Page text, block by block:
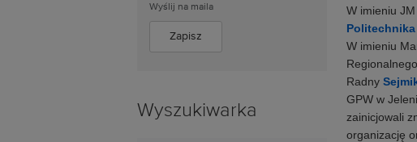
Wyślij na maila
Wyszukiwarka
W imieniu
Politechnika
W imieniu
Radny
GPW w
zainicjowali
organizację